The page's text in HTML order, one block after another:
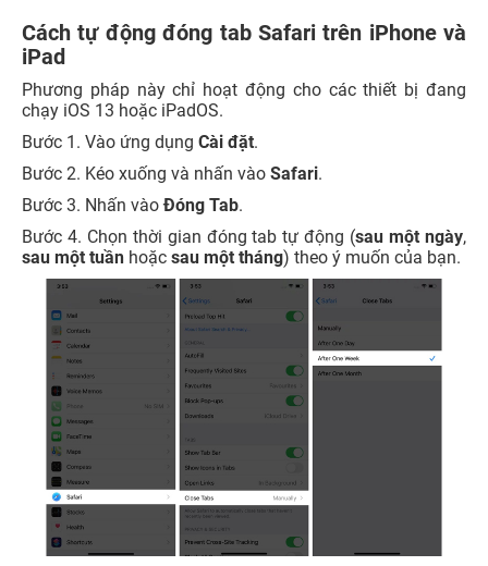
Cách tự động đóng tab Safari trên iPhone và
iPad
Phương pháp này chỉ hoạt động cho các thiết bị đang
chạy iOS 13 hoặc iPadOS.
Bước 1. Vào ứng dụng Cài đặt.
Bước 2. Kéo xuống và nhấn vào Safari.
Bước 3. Nhấn vàoĐóng Tab.
Bước 4. Chọn thời gian đóng tab tự động (sau một ngày,
sau một tuần hoặc sau một tháng) theo ý muốn của bạn.